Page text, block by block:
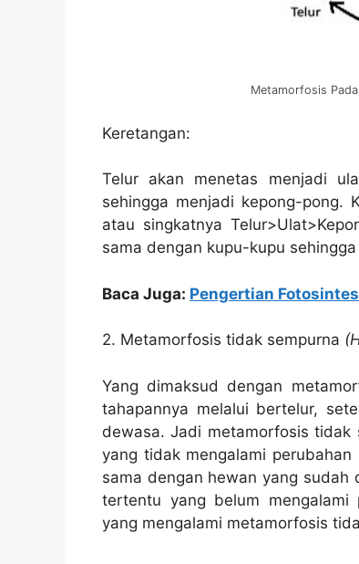
Metamorfosis
Keretangan:
Telur akan menetas menjadi
sehingga menjadi kepong-pong.
atau singkatnya
sama dengan kupu-kupu
Baca Juga: Pengertian
2. Metamorfosis tidak sempurna
Yang dimaksud dengan
tahapannya melalui bertelur,
dewasa. Jadi metamorfosis tidak
yang tidak mengalami
sama dengan hewan yang
tertentu yang belum mengalami
yang mengalami metamorfosis